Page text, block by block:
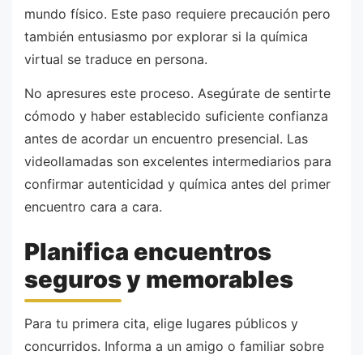
mundo físico. Este paso requiere precaución pero
también entusiasmo por explorar si la química
virtual se traduce en persona.
No apresures este proceso. Asegúrate de sentirte
cómodo y haber establecido suficiente confianza
antes de acordar un encuentro presencial. Las
videollamadas son excelentes intermediarios para
confirmar autenticidad y química antes del primer
encuentro cara a cara.
Planifica encuentros
seguros y memorables
Para tu primera cita, elige lugares públicos y
concurridos. Informa a un amigo o familiar sobre